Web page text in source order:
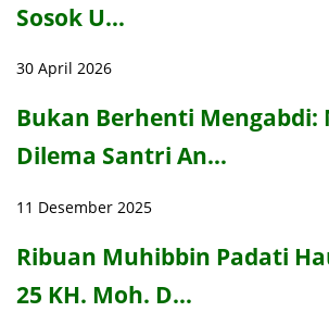
Sosok U…
30 April 2026
Bukan Berhenti Mengabdi:
Dilema Santri An…
11 Desember 2025
Ribuan Muhibbin Padati
25 KH. Moh. D…